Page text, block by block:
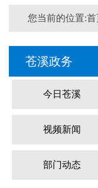
您当前的位置:首
苍溪政务
今日苍溪
视频新闻
部门动态